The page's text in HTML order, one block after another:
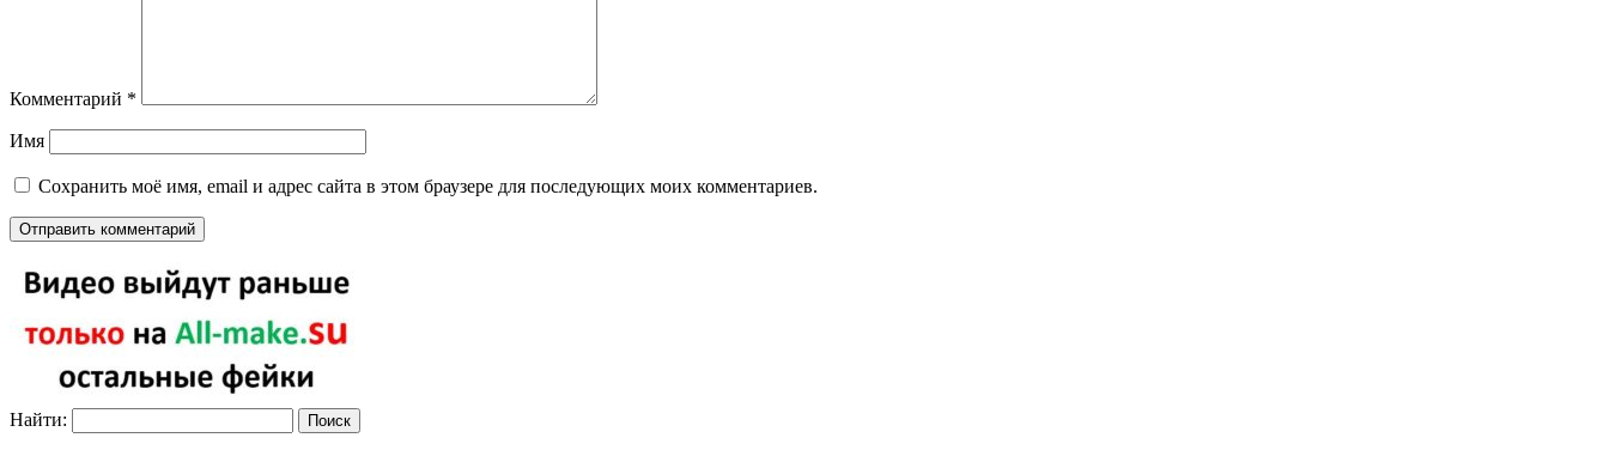
Комментарий *
Имя
Сохранить моё имя, email и адрес сайта в этом браузере для последующих моих комментариев.
Найти: